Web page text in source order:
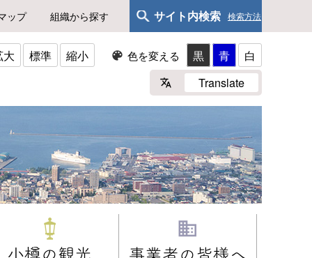
ップ 組織から探す サイト内検索 検索方法
大 標準 縮小 色を変える 黒 青
白
Translate